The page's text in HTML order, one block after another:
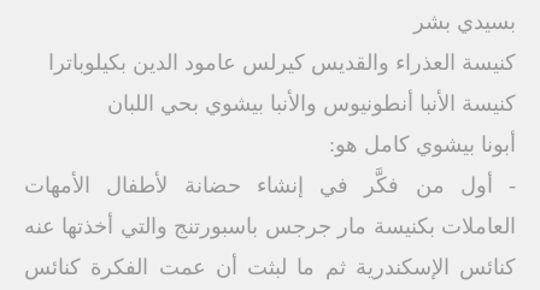
بسيدي بشر
كنيسة العذراء والقديس كيرلس عامود الدين بكيلوباترا
كنيسة الأنبا أنطونيوس والأنبا بيشوي بحي اللبان
أبونا بيشوي كامل هو:
- أول من فكَّر في إنشاء حضانة لأطفال الأمهات
العاملات بكنيسة مار جرجس باسبورتنج والتي أخذتها عنه
كنائس الإسكندرية ثم ما لبثت أن عمت الفكرة كنائس